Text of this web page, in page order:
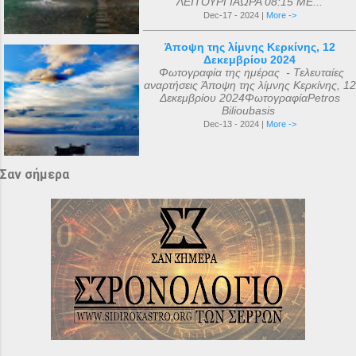
Dec-17 - 2024 | More ->
Άποψη της λίμνης Κερκίνης, 12
Δεκεμβρίου 2024
Φωτογραφία της ημέρας - Τελευταίες
αναρτήσεις Άποψη της λίμνης Κερκίνης, 12
Δεκεμβρίου 2024ΦωτογραφίαPetros
Bilioubasis
Dec-13 - 2024 | More ->
Σαν σήμερα